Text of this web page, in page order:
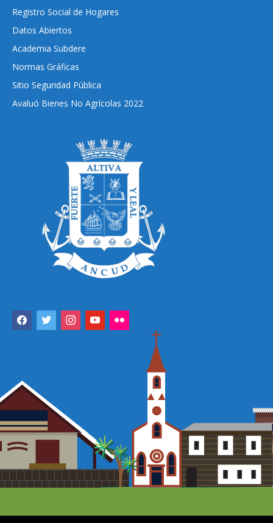
Registro Social de Hogares
Datos Abiertos
Academia Subdere
Normas Gráficas
Sitio Seguridad Pública
Avaluó Bienes No Agrícolas 2022
facebooktwitter instagramyoutubeflickr